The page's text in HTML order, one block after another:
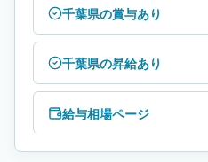
千葉県の賞与あり
千葉県の昇給あり
給与相場ページ